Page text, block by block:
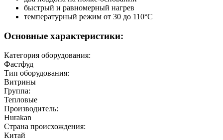
быстрый и равномерный нагрев
температурный режим от 30 до 110°C
Основные характеристики:
Категория оборудования:
Фастфуд
Тип оборудования:
Витрины
Группа:
Тепловые
Производитель:
Hurakan
Страна происхождения:
Китай